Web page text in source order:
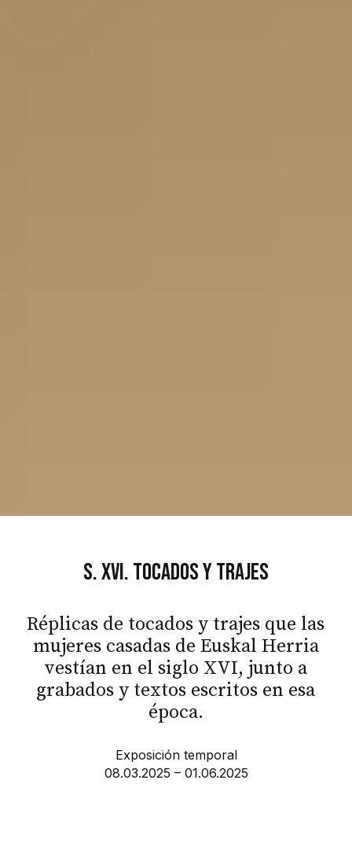
S. XVI. Tocados y trajes
Réplicas de tocados y trajes que las
mujeres casadas de Euskal Herria
vestían en el siglo XVI, junto a
grabados y textos escritos en esa
época.
Exposición temporal
08.03.2025 – 01.06.2025